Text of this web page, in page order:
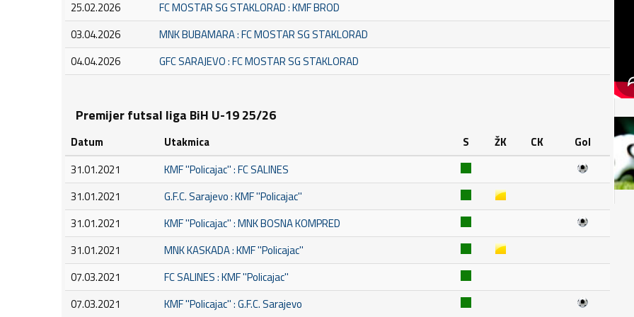
25.02.2026
FC MOSTAR SG STAKLORAD : KMF BROD
03.04.2026
MNK BUBAMARA : FC MOSTAR SG STAKLORAD
04.04.2026
GFC SARAJEVO : FC MOSTAR SG STAKLORAD
Premijer futsal liga BiH U-19 25/26
Datum Utakmica S ŽK CK
Gol
31.01.2021
KMF ''Policajac'' : FC SALINES
31.01.2021
G.F.C. Sarajevo : KMF ''Policajac''
31.01.2021
KMF ''Policajac'' : MNK BOSNA KOMPRED
31.01.2021
MNK KASKADA : KMF ''Policajac''
07.03.2021
FC SALINES : KMF ''Policajac''
07.03.2021
KMF ''Policajac'' : G.F.C. Sarajevo